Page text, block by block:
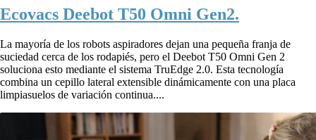
Ecovacs Deebot T50 Omni Gen2.
La mayoría de los robots aspiradores dejan una pequeña franja de
suciedad cerca de los rodapiés, pero el Deebot T50 Omni Gen 2
soluciona esto mediante el sistema TruEdge 2.0. Esta tecnología
combina un cepillo lateral extensible dinámicamente con una placa
limpiasuelos de variación continua....